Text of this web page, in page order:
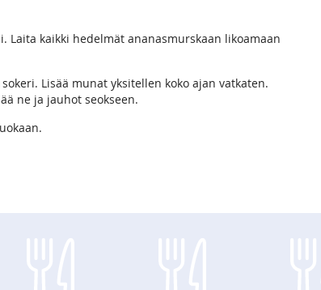
kaikki hedelmät ananasmurskaan likoamaan
Lisää munat yksitellen koko ajan vatkaten.
ne ja jauhot seokseen.